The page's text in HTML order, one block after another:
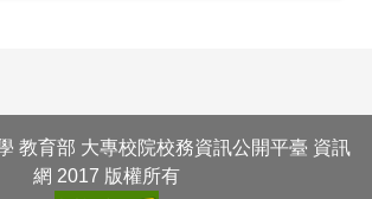
教育部 大專校院校務資訊公開平臺 資訊
網 2017 版權所有